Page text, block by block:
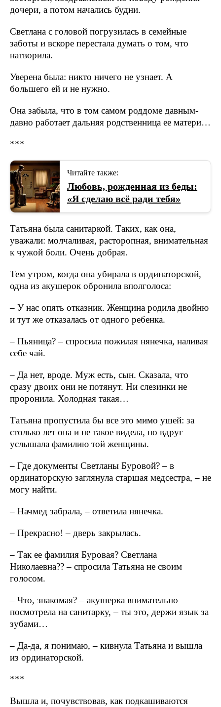
дочери, а потом начались будни.
Светлана с головой погрузилась в семейные
заботы и вскоре перестала думать о том, что
натворила.
Уверена была: никто ничего не узнает. А
большего ей и не нужно.
Она забыла, что в том самом роддоме давным-
давно работает дальняя родственница ее матери…
***
Читайте также:
Любовь, рожденная из беды:
«Я сделаю всё ради тебя»
Татьяна была санитаркой. Таких, как она,
уважали: молчаливая, расторопная, внимательная
к чужой боли. Очень добрая.
Тем утром, когда она убирала в ординаторской,
одна из акушерок обронила вполголоса:
– У нас опять отказник. Женщина родила двойню
и тут же отказалась от одного ребенка.
– Пьяница? – спросила пожилая нянечка, наливая
себе чай.
– Да нет, вроде. Муж есть, сын. Сказала, что
сразу двоих они не потянут. Ни слезинки не
проронила. Холодная такая…
Татьяна пропустила бы все это мимо ушей: за
столько лет она и не такое видела, но вдруг
услышала фамилию той женщины.
– Где документы Светланы Буровой? – в
ординаторскую заглянула старшая медсестра, – не
могу найти.
– Начмед забрала, – ответила нянечка.
– Прекрасно! – дверь закрылась.
– Так ее фамилия Буровая? Светлана
Николаевна?? – спросила Татьяна не своим
голосом.
– Что, знакомая? – акушерка внимательно
посмотрела на санитарку, – ты это, держи язык за
зубами…
– Да-да, я понимаю, – кивнула Татьяна и вышла
из ординаторской.
***
Вышла и, почувствовав, как подкашиваются